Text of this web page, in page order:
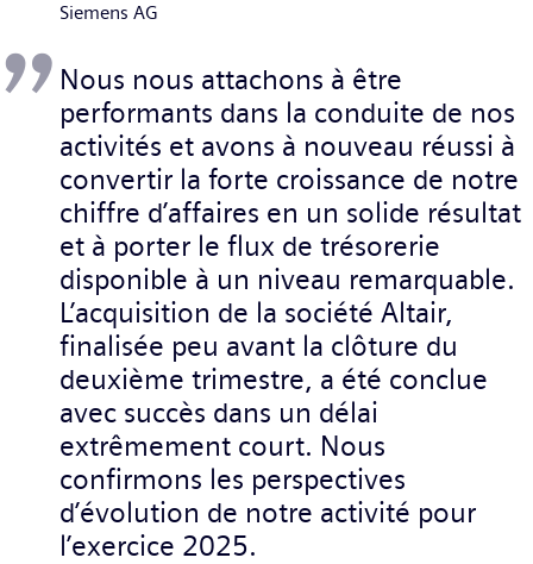
Siemens AG
Nous nous attachons à être
performants dans la conduite de nos
activités et avons à nouveau réussi à
convertir la forte croissance de notre
chiffre d’affaires en un solide résultat
et à porter le flux de trésorerie
disponible à un niveau remarquable.
L’acquisition de la société Altair,
finalisée peu avant la clôture du
deuxième trimestre, a été conclue
avec succès dans un délai
extrêmement court. Nous
confirmons les perspectives
d’évolution de notre activité pour
l’exercice 2025.